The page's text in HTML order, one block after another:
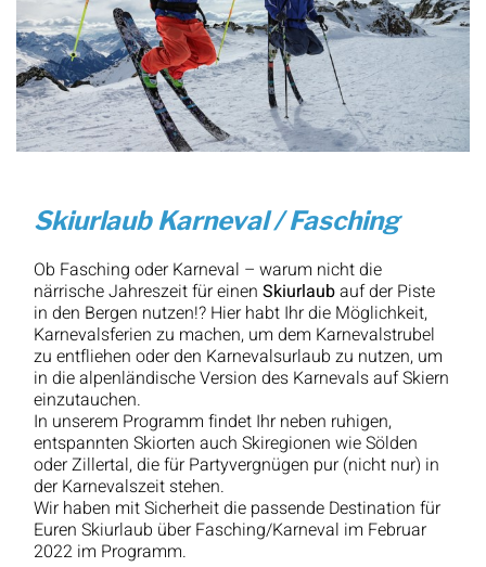
Skiurlaub Karneval / Fasching
Ob Fasching oder Karneval – warum nicht die
närrische Jahreszeit für einen Skiurlaubauf der Piste
in den Bergen nutzen!? Hier habt Ihr die Möglichkeit,
Karnevalsferien zu machen, um dem Karnevalstrubel
zu entfliehen oder den Karnevalsurlaub zu nutzen, um
in die alpenländische Version des Karnevals auf Skiern
einzutauchen.
In unserem Programm findet Ihr neben ruhigen,
entspannten Skiorten auch Skiregionen wie Sölden
oder Zillertal, die für Partyvergnügen pur (nicht nur) in
der Karnevalszeit stehen.
Wir haben mit Sicherheit die passende Destination für
Euren Skiurlaub über Fasching/Karneval im Februar
2022 im Programm.